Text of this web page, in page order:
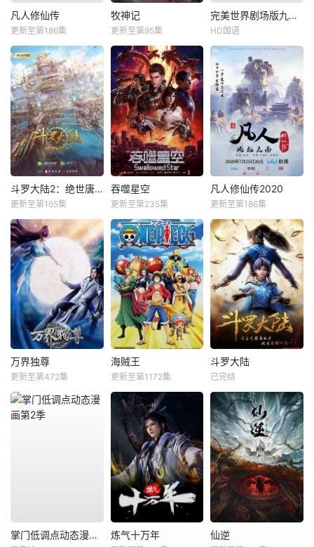
凡人修仙传
更新至第186集
牧神记
更新至第95集
完美世界剧场版九劫焚天
HD国语
斗罗大陆2：绝世唐门
更新至第165集
吞噬星空
更新至第235集
凡人修仙传2020
更新至第186集
万界独尊
更新至第472集
海贼王
更新至第1172集
斗罗大陆
已完结
掌门低调点动态漫画第2季 炼气十万年 仙逆